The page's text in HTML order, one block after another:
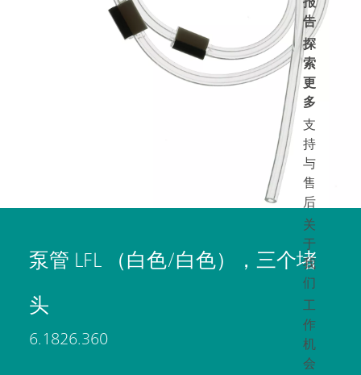
告
探
索
更
多
支
持
与
售
后
关
于
我
们
工
作
机
会
泵管 LFL （白色/白色），三个堵
头
6.1826.360